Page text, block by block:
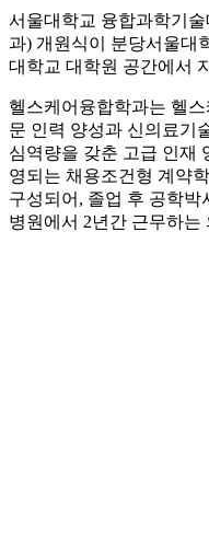
서울대학교 융합과학기
과) 개원식이 분당서울대
대학교 대학원 공간에서
헬스케어융합학과는 헬
문 인력 양성과 신의료기
심역량을 갖춘 고급 인재
영되는 채용조건형 계약
구성되어, 졸업 후 공학
병원에서 2년간 근무하는